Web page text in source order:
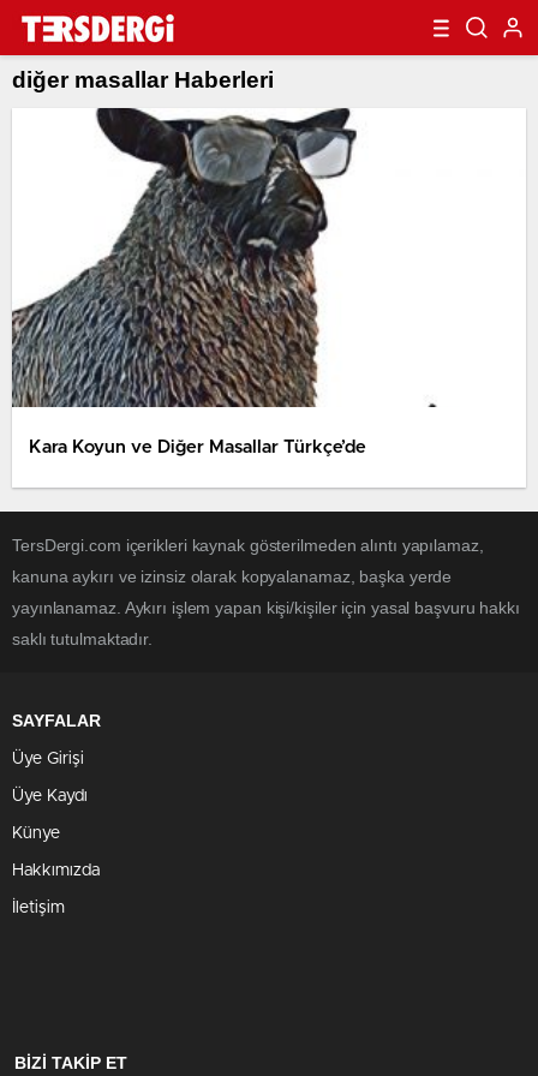
diğer masallar Haberleri
Kara Koyun ve Diğer Masallar Türkçe’de
TersDergi.com içerikleri kaynak gösterilmeden alıntı yapılamaz,
kanuna aykırı ve izinsiz olarak kopyalanamaz, başka yerde
yayınlanamaz. Aykırı işlem yapan kişi/kişiler için yasal başvuru hakkı
saklı tutulmaktadır.
SAYFALAR
Üye Girişi
Üye Kaydı
Künye
Hakkımızda
İletişim
BİZİ TAKİP ET